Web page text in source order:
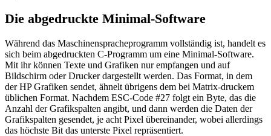
Die abgedruckte Minimal-Software
Während das Maschinenspracheprogramm vollständig ist, handelt es
sich beim abgedruckten C-Programm um eine Minimal-Software.
Mit ihr können Texte und Grafiken nur empfangen und auf
Bildschirm oder Drucker dargestellt werden. Das Format, in dem
der HP Grafiken sendet, ähnelt übrigens dem bei Matrix-druckem
üblichen Format. Nachdem ESC-Code #27 folgt ein Byte, das die
Anzahl der Grafikspalten angibt, und dann werden die Daten der
Grafikspalten gesendet, je acht Pixel übereinander, wobei allerdings
das höchste Bit das unterste Pixel repräsentiert.